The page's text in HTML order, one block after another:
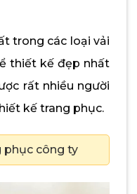
trong các loại vải
thiết kế đẹp nhất
rất nhiều người
kế trang phục.
phục công ty